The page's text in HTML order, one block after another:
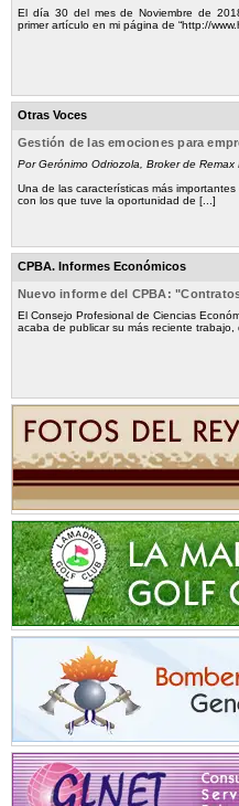
El día 30 del mes de Noviembre de
primer artículo en mi página de “http://
Otras Voces
Gestión de las emociones para
Por Gerónimo Odriozola, Broker de Remax
Una de las características más
con los que tuve la oportunidad de [...]
CPBA. Informes Económicos
Nuevo informe del CPBA:
El Consejo Profesional de Ciencias
acaba de publicar su más reciente trabajo,